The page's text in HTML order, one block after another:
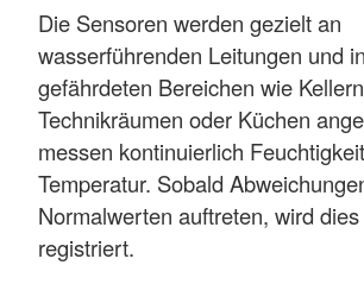
Die Sensoren werden gezielt an
wasserführenden Leitungen und
gefährdeten Bereichen wie
Technikräumen oder Küchen
messen kontinuierlich
Temperatur. Sobald
Normalwerten auftreten, wird
registriert.